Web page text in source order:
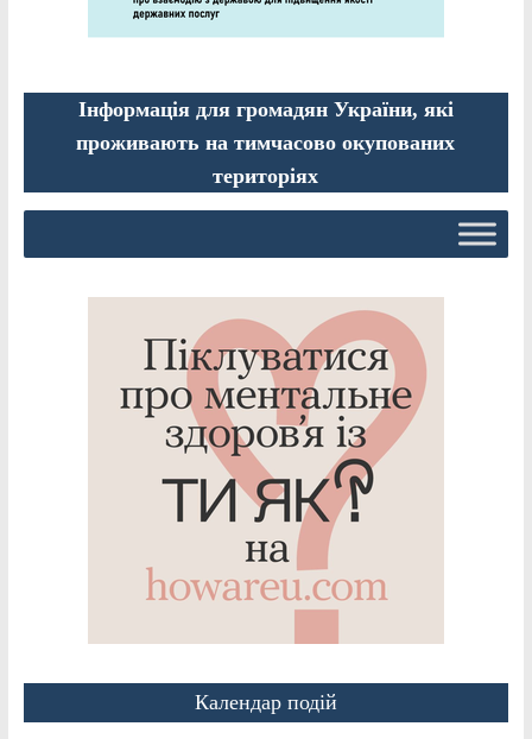
Інформація для громадян України, які
проживають на тимчасово окупованих
територіях
Календар подій